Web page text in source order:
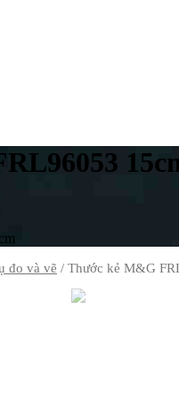
đo và vẽ / Thước kẻ M&G